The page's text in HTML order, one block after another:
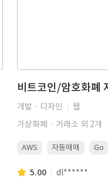
비트코인/암호화폐
개발 · 디자인
웹
가상화폐ㆍ거래소 외 2개
AWS 자동매매 Go
5.00 dl******